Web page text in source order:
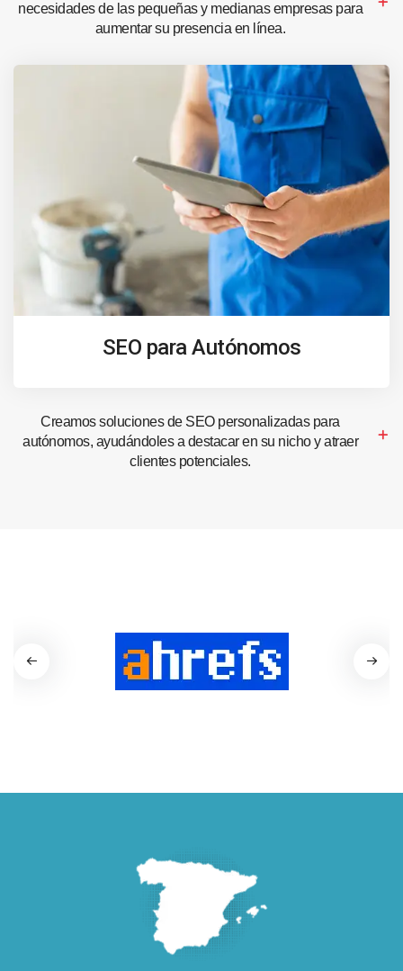
necesidades de las pequeñas y medianas empresas para
aumentar su presencia en línea.
SEO para Autónomos
Creamos soluciones de SEO personalizadas para
autónomos, ayudándoles a destacar en su nicho y atraer
clientes potenciales.